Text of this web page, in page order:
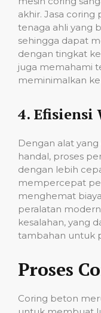
akhir. Jasa
tenaga ahli yang
sehingga dapat
dengan tingkat
juga memahami
meminimalkan
4. Efisiensi
Dengan alat
handal, proses
dengan lebih
mempercepat
menghemat
peralatan
kesalahan, yang
tambahan untuk
Proses
Coring beton